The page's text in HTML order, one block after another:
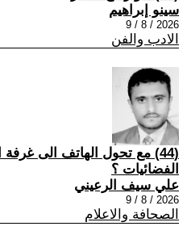
سينو إبراهيم
2026 / 8 / 9
الادب والفن
(44) مع تحول الهاتف الى
الفضائيات ؟
علي سيف الرعيني
2026 / 8 / 9
الصحافة والاعلام